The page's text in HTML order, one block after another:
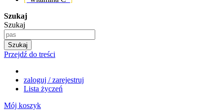
Szukaj
Szukaj
Szukaj
Przejdź do treści
zaloguj / zarejestruj
Lista życzeń
Mój koszyk